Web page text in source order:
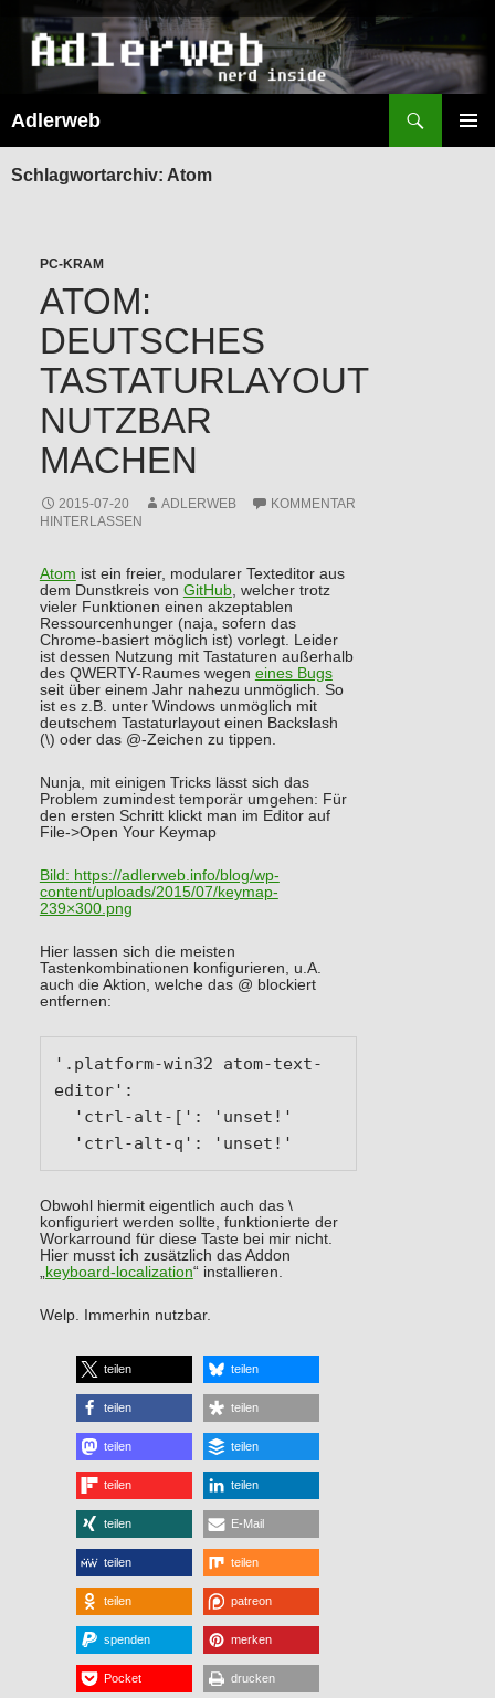
Adlerweb
SPRINGEN
Schlagwortarchiv: Atom
PC-KRAM
ATOM:
DEUTSCHES
TASTATURLAYOUT
NUTZBAR
MACHEN
2015-07-20 ADLERWEB
KOMMENTAR
HINTERLASSEN
Atom ist ein freier, modularer Texteditor aus
dem Dunstkreis von GitHub, welcher trotz
vieler Funktionen einen akzeptablen
Ressourcenhunger (naja, sofern das
Chrome-basiert möglich ist) vorlegt. Leider
ist dessen Nutzung mit Tastaturen außerhalb
des QWERTY-Raumes wegen eines Bugs
seit über einem Jahr nahezu unmöglich. So
ist es z.B. unter Windows unmöglich mit
deutschem Tastaturlayout einen Backslash
(\) oder das @-Zeichen zu tippen.
Nunja, mit einigen Tricks lässt sich das
Problem zumindest temporär umgehen: Für
den ersten Schritt klickt man im Editor auf
File->Open Your Keymap
Bild: https://adlerweb.info/blog/wp-
content/uploads/2015/07/keymap-
239×300.png
Hier lassen sich die meisten
Tastenkombinationen konfigurieren, u.A.
auch die Aktion, welche das @ blockiert
entfernen:
'.platform-win32 atom-text-
editor':
  'ctrl-alt-q': 'unset!'
Obwohl hiermit eigentlich auch das \
konfiguriert werden sollte, funktionierte der
Workarround für diese Taste bei mir nicht.
Hier musst ich zusätzlich das Addon
keyboard-localization“ installieren.
Welp. Immerhin nutzbar.
teilen teilen
teilen teilen
teilen teilen
teilen teilen
teilen E-Mail
teilen teilen
teilen patreon
spenden merken
Pocket drucken